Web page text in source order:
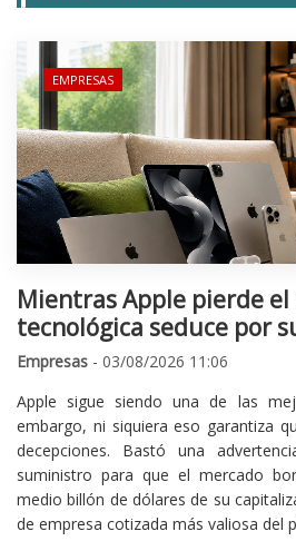
EMPRESAS
Mientras Apple pierde
tecnológica seduce por
Empresas - 03/08/2026 11:06
Apple sigue siendo una de las
embargo, ni siquiera eso garantiza
decepciones. Bastó una
suministro para que el mercado
medio billón de dólares de su
de empresa cotizada más valiosa del